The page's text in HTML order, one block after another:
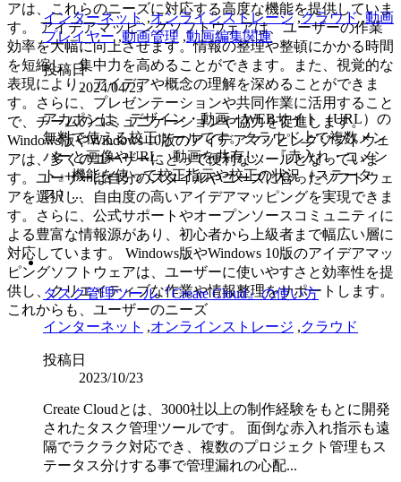
アは、これらのニーズに対応する高度な機能を提供していま
す。 アイデアマッピングソフトウェアは、ユーザーの作業
効率を大幅に向上させます。情報の整理や整頓にかかる時間
を短縮し、集中力を高めることができます。また、視覚的な
表現により、アイデアや概念の理解を深めることができま
す。さらに、プレゼンテーションや共同作業に活用すること
で、チームのコミュニケーションや協力を促進します。
Windows版やWindows 10版のアイデアマッピングソフトウェ
アは、多くのユーザーにとって便利なツールとなっていま
す。ユーザーは自分のスタイルやニーズに合ったソフトウェ
アを選択し、自由度の高いアイデアマッピングを実現できま
す。さらに、公式サポートやオープンソースコミュニティに
よる豊富な情報源があり、初心者から上級者まで幅広い層に
対応しています。 Windows版やWindows 10版のアイデアマッ
ピングソフトウェアは、ユーザーに使いやすさと効率性を提
供し、クリエイティブな作業や情報整理をサポートします。
これからも、ユーザーのニーズ
インターネット ,オンラインストレージ ,クラウド,動画
プレイヤー,動画管理 ,動画編集関連
投稿日
2024/04/25
アカポンは、デザイン・動画・WEBサイト（URL）の
無料で使える校正ツールです。クラウド上で複数メン
バーと画像やURL、動画を共有し、『赤入れ・コメン
ト』機能を使って校正指示や校正の状況（ステータ
ス）...
タスク管理ツール『Create Cloud』の使い方
インターネット ,オンラインストレージ ,クラウド
投稿日
2023/10/23
Create Cloudとは、3000社以上の制作経験をもとに開発
されたタスク管理ツールです。 面倒な赤入れ指示も遠
隔でラクラク対応でき、複数のプロジェクト管理もス
テータス分けする事で管理漏れの心配...